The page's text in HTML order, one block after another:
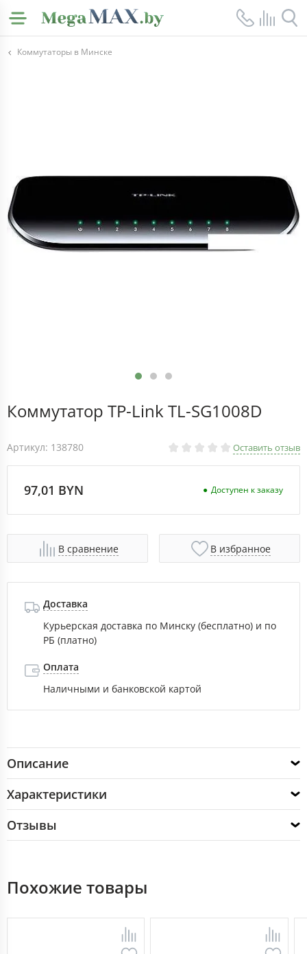
Коммутаторы в Минске
Коммутатор TP-Link TL-SG1008D
Артикул: 138780 Оставить отзыв
97,01 BYN Доступен к заказу
В сравнение В избранное
Доставка
Курьерская доставка по Минску (бесплатно) и по
РБ (платно)
Оплата
Наличными и банковской картой
Описание
Характеристики
Отзывы
Похожие товары